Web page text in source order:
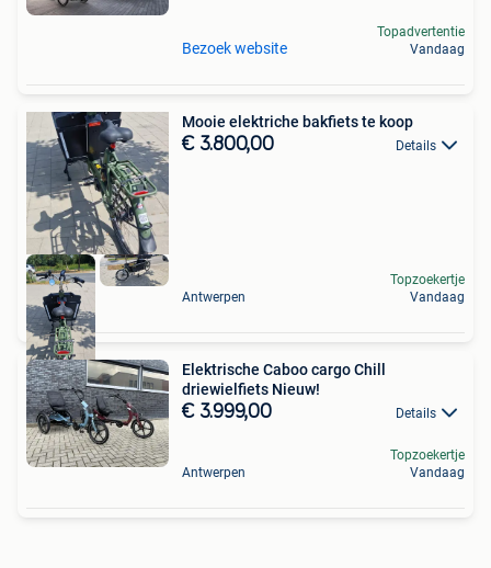
Bezoek website
Topadvertentie
Vandaag
Mooie elektriche bakfiets te koop
€ 3.800,00 Details
Antwerpen
Topzoekertje
Vandaag
Elektrische Caboo cargo Chill
driewielfiets Nieuw!
€ 3.999,00 Details
Antwerpen
Topzoekertje
Vandaag